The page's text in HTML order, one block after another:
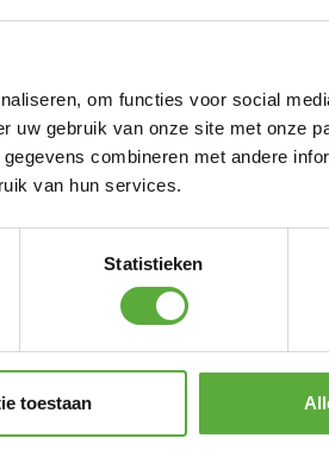
om functies voor social
uw gebruik van onze site met onze
combineren met andere
van hun services.
Statistieken
toestaan
149,00
jouw mailbox.